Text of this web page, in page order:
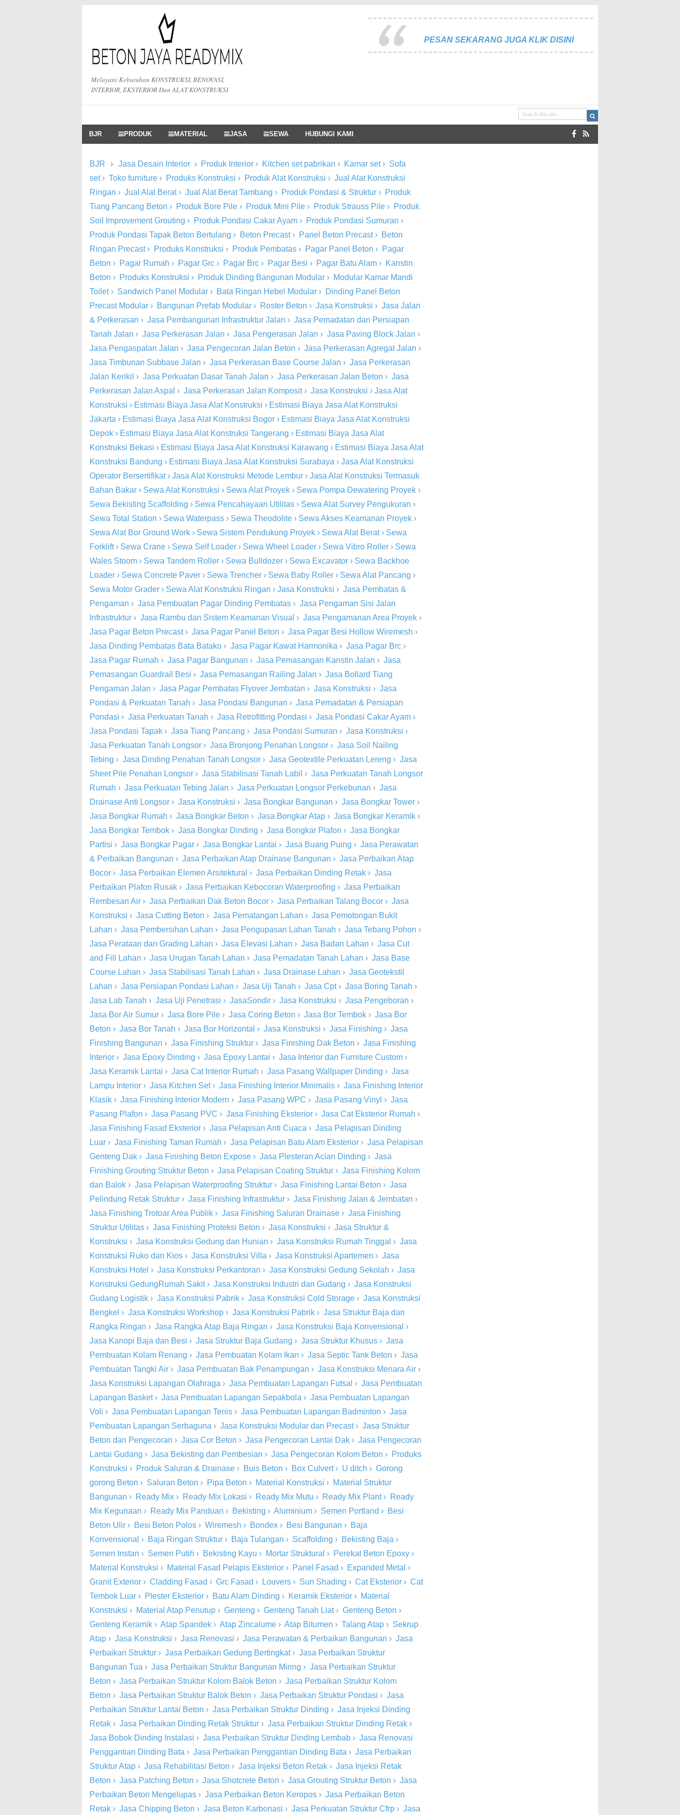
Melayani Kebutuhan KONSTRUKSI, RENOVASI,
INTERIOR, EKSTERIOR Dan ALAT KONSTRUKSI
PESAN SEKARANG JUGA KLIK DISINI
BJR PRODUK MATERIAL JASA SEWA HUBUNGI KAMI
BJR › Jasa Desain Interior › Produk Interior › Kitchen set pabrikan › Kamar set› Sofa
set› Toko furniture › Produks Konstruksi › Produk Alat Konstruksi › Jual Alat Konstruksi
Ringan › Jual Alat Berat› Jual Alat Berat Tambang › Produk Pondasi & Struktur › Produk
Tiang Pancang Beton › Produk Bore Pile › Produk Mini Pile › Produk Strauss Pile › Produk
Soil Improvement Grouting › Produk Pondasi Cakar Ayam › Produk Pondasi Sumuran ›
Produk Pondasi Tapak Beton Bertulang › Beton Precast› Panel Beton Precast› Beton
Ringan Precast› Produks Konstruksi › Produk Pembatas › Pagar Panel Beton › Pagar
Beton › Pagar Rumah › Pagar Grc › Pagar Brc › Pagar Besi › Pagar Batu Alam › Kanstin
Beton › Produks Konstruksi › Produk Dinding Bangunan Modular › Modular Kamar Mandi
Toilet› Sandwich Panel Modular › Bata Ringan Hebel Modular › Dinding Panel Beton
Precast Modular › Bangunan Prefab Modular › Roster Beton › Jasa Konstruksi › Jasa Jalan
& Perkerasan › Jasa Pembangunan Infrastruktur Jalan › Jasa Pemadatan dan Persiapan
Tanah Jalan › Jasa Perkerasan Jalan › Jasa Pengerasan Jalan › Jasa Paving Block Jalan ›
Jasa Pengaspalan Jalan › Jasa Pengecoran Jalan Beton › Jasa Perkerasan Agregat Jalan ›
Jasa Timbunan Subbase Jalan › Jasa Perkerasan Base Course Jalan › Jasa Perkerasan
Jalan Kerikil › Jasa Perkuatan Dasar Tanah Jalan › Jasa Perkerasan Jalan Beton › Jasa
Perkerasan Jalan Aspal › Jasa Perkerasan Jalan Komposit› Jasa Konstruksi › Jasa Alat
Konstruksi › Estimasi Biaya Jasa Alat Konstruksi › Estimasi Biaya Jasa Alat Konstruksi
Jakarta › Estimasi Biaya Jasa Alat Konstruksi Bogor › Estimasi Biaya Jasa Alat Konstruksi
Depok › Estimasi Biaya Jasa Alat Konstruksi Tangerang › Estimasi Biaya Jasa Alat
Konstruksi Bekasi › Estimasi Biaya Jasa Alat Konstruksi Karawang › Estimasi Biaya Jasa Alat
Konstruksi Bandung › Estimasi Biaya Jasa Alat Konstruksi Surabaya › Jasa Alat Konstruksi
Operator Bersertifikat› Jasa Alat Konstruksi Metode Lembur › Jasa Alat Konstruksi Termasuk
Bahan Bakar › Sewa Alat Konstruksi › Sewa Alat Proyek › Sewa Pompa Dewatering Proyek ›
Sewa Bekisting Scaffolding › Sewa Pencahayaan Utilitas › Sewa Alat Survey Pengukuran ›
Sewa Total Station › Sewa Waterpass › Sewa Theodolite › Sewa Akses Keamanan Proyek ›
Sewa Alat Bor Ground Work › Sewa Sistem Pendukung Proyek › Sewa Alat Berat› Sewa
Forklift› Sewa Crane › Sewa Self Loader › Sewa Wheel Loader › Sewa Vibro Roller › Sewa
Wales Stoom › Sewa Tandem Roller › Sewa Bulldozer › Sewa Excavator › Sewa Backhoe
Loader › Sewa Concrete Paver › Sewa Trencher › Sewa Baby Roller › Sewa Alat Pancang ›
Sewa Motor Grader › Sewa Alat Konstruksi Ringan › Jasa Konstruksi › Jasa Pembatas &
Pengaman › Jasa Pembuatan Pagar Dinding Pembatas › Jasa Pengaman Sisi Jalan
Infrastruktur › Jasa Rambu dan Sistem Keamanan Visual › Jasa Pengamanan Area Proyek ›
Jasa Pagar Beton Precast› Jasa Pagar Panel Beton › Jasa Pagar Besi Hollow Wiremesh ›
Jasa Dinding Pembatas Bata Batako › Jasa Pagar Kawat Harmonika › Jasa Pagar Brc ›
Jasa Pagar Rumah › Jasa Pagar Bangunan › Jasa Pemasangan Kanstin Jalan › Jasa
Pemasangan Guardrail Besi › Jasa Pemasangan Railing Jalan › Jasa Bollard Tiang
Pengaman Jalan › Jasa Pagar Pembatas Flyover Jembatan › Jasa Konstruksi › Jasa
Pondasi & Perkuatan Tanah › Jasa Pondasi Bangunan › Jasa Pemadatan & Persiapan
Pondasi › Jasa Perkuatan Tanah › Jasa Retrofitting Pondasi › Jasa Pondasi Cakar Ayam ›
Jasa Pondasi Tapak › Jasa Tiang Pancang › Jasa Pondasi Sumuran › Jasa Konstruksi ›
Jasa Perkuatan Tanah Longsor › Jasa Bronjong Penahan Longsor › Jasa Soil Nailing
Tebing › Jasa Dinding Penahan Tanah Longsor › Jasa Geotextile Perkuatan Lereng › Jasa
Sheet Pile Penahan Longsor › Jasa Stabilisasi Tanah Labil › Jasa Perkuatan Tanah Longsor
Rumah › Jasa Perkuatan Tebing Jalan › Jasa Perkuatan Longsor Perkebunan › Jasa
Drainase Anti Longsor › Jasa Konstruksi › Jasa Bongkar Bangunan › Jasa Bongkar Tower ›
Jasa Bongkar Rumah › Jasa Bongkar Beton › Jasa Bongkar Atap › Jasa Bongkar Keramik ›
Jasa Bongkar Tembok › Jasa Bongkar Dinding › Jasa Bongkar Plafon › Jasa Bongkar
Partisi › Jasa Bongkar Pagar › Jasa Bongkar Lantai › Jasa Buang Puing › Jasa Perawatan
& Perbaikan Bangunan › Jasa Perbaikan Atap Drainase Bangunan › Jasa Perbaikan Atap
Bocor › Jasa Perbaikan Elemen Arsitektural › Jasa Perbaikan Dinding Retak › Jasa
Perbaikan Plafon Rusak › Jasa Perbaikan Kebocoran Waterproofing › Jasa Perbaikan
Rembesan Air › Jasa Perbaikan Dak Beton Bocor › Jasa Perbaikan Talang Bocor › Jasa
Konstruksi › Jasa Cutting Beton › Jasa Pematangan Lahan › Jasa Pemotongan Bukit
Lahan › Jasa Pembersihan Lahan › Jasa Pengupasan Lahan Tanah › Jasa Tebang Pohon ›
Jasa Perataan dan Grading Lahan › Jasa Elevasi Lahan › Jasa Badan Lahan › Jasa Cut
and Fill Lahan › Jasa Urugan Tanah Lahan › Jasa Pemadatan Tanah Lahan › Jasa Base
Course Lahan › Jasa Stabilisasi Tanah Lahan › Jasa Drainase Lahan › Jasa Geotekstil
Lahan › Jasa Persiapan Pondasi Lahan › Jasa Uji Tanah › Jasa Cpt› Jasa Boring Tanah ›
Jasa Lab Tanah › Jasa Uji Penetrasi › JasaSondir › Jasa Konstruksi › Jasa Pengeboran ›
Jasa Bor Air Sumur › Jasa Bore Pile › Jasa Coring Beton › Jasa Bor Tembok › Jasa Bor
Beton › Jasa Bor Tanah › Jasa Bor Horizontal › Jasa Konstruksi › Jasa Finishing › Jasa
Finishing Bangunan › Jasa Finishing Struktur › Jasa Finishing Dak Beton › Jasa Finishing
Interior › Jasa Epoxy Dinding › Jasa Epoxy Lantai › Jasa Interior dan Furniture Custom ›
Jasa Keramik Lantai › Jasa Cat Interior Rumah › Jasa Pasang Wallpaper Dinding › Jasa
Lampu Interior › Jasa Kitchen Set› Jasa Finishing Interior Minimalis › Jasa Finishing Interior
Klasik › Jasa Finishing Interior Modern › Jasa Pasang WPC › Jasa Pasang Vinyl › Jasa
Pasang Plafon › Jasa Pasang PVC › Jasa Finishing Eksterior › Jasa Cat Eksterior Rumah ›
Jasa Finishing Fasad Eksterior › Jasa Pelapisan Anti Cuaca › Jasa Pelapisan Dinding
Luar › Jasa Finishing Taman Rumah › Jasa Pelapisan Batu Alam Eksterior › Jasa Pelapisan
Genteng Dak › Jasa Finishing Beton Expose › Jasa Plesteran Acian Dinding › Jasa
Finishing Grouting Struktur Beton › Jasa Pelapisan Coating Struktur › Jasa Finishing Kolom
dan Balok › Jasa Pelapisan Waterproofing Struktur › Jasa Finishing Lantai Beton › Jasa
Pelindung Retak Struktur › Jasa Finishing Infrastruktur › Jasa Finishing Jalan & Jembatan ›
Jasa Finishing Trotoar Area Publik › Jasa Finishing Saluran Drainase › Jasa Finishing
Struktur Utilitas › Jasa Finishing Proteksi Beton › Jasa Konstruksi › Jasa Struktur &
Konstruksi › Jasa Konstruksi Gedung dan Hunian › Jasa Konstruksi Rumah Tinggal › Jasa
Konstruksi Ruko dan Kios › Jasa Konstruksi Villa › Jasa Konstruksi Apartemen › Jasa
Konstruksi Hotel › Jasa Konstruksi Perkantoran › Jasa Konstruksi Gedung Sekolah › Jasa
Konstruksi GedungRumah Sakit› Jasa Konstruksi Industri dan Gudang › Jasa Konstruksi
Gudang Logistik › Jasa Konstruksi Pabrik › Jasa Konstruksi Cold Storage › Jasa Konstruksi
Bengkel › Jasa Konstruksi Workshop › Jasa Konstruksi Pabrik › Jasa Struktur Baja dan
Rangka Ringan › Jasa Rangka Atap Baja Ringan › Jasa Konstruksi Baja Konvensional ›
Jasa Kanopi Baja dan Besi › Jasa Struktur Baja Gudang › Jasa Struktur Khusus › Jasa
Pembuatan Kolam Renang › Jasa Pembuatan Kolam Ikan › Jasa Septic Tank Beton › Jasa
Pembuatan Tangki Air › Jasa Pembuatan Bak Penampungan › Jasa Konstruksi Menara Air ›
Jasa Konstruksi Lapangan Olahraga › Jasa Pembuatan Lapangan Futsal › Jasa Pembuatan
Lapangan Basket› Jasa Pembuatan Lapangan Sepakbola › Jasa Pembuatan Lapangan
Voli › Jasa Pembuatan Lapangan Tenis › Jasa Pembuatan Lapangan Badminton › Jasa
Pembuatan Lapangan Serbaguna › Jasa Konstruksi Modular dan Precast› Jasa Struktur
Beton dan Pengecoran › Jasa Cor Beton › Jasa Pengecoran Lantai Dak › Jasa Pengecoran
Lantai Gudang › Jasa Bekisting dan Pembesian › Jasa Pengecoran Kolom Beton › Produks
Konstruksi › Produk Saluran & Drainase › Buis Beton › Box Culvert› U ditch › Gorong
gorong Beton › Saluran Beton › Pipa Beton › Material Konstruksi › Material Struktur
Bangunan › Ready Mix › Ready Mix Lokasi › Ready Mix Mutu › Ready Mix Plant› Ready
Mix Kegunaan › Ready Mix Panduan › Bekisting › Aluminium › Semen Portland › Besi
Beton Ulir › Besi Beton Polos › Wiremesh › Bondex › Besi Bangunan › Baja
Konvensional › Baja Ringan Struktur › Baja Tulangan › Scaffolding › Bekisting Baja ›
Semen Instan › Semen Putih › Bekisting Kayu › Mortar Struktural › Perekat Beton Epoxy ›
Material Konstruksi › Material Fasad Pelapis Eksterior › Panel Fasad › Expanded Metal ›
Granit Exterior › Cladding Fasad › Grc Fasad › Louvers › Sun Shading › Cat Eksterior › Cat
Tembok Luar › Plester Eksterior › Batu Alam Dinding › Keramik Eksterior › Material
Konstruksi › Material Atap Penutup › Genteng › Genteng Tanah Liat› Genteng Beton ›
Genteng Keramik › Atap Spandek › Atap Zincalume › Atap Bitumen › Talang Atap › Sekrup
Atap › Jasa Konstruksi › Jasa Renovasi › Jasa Perawatan & Perbaikan Bangunan › Jasa
Perbaikan Struktur › Jasa Perbaikan Gedung Bertingkat› Jasa Perbaikan Struktur
Bangunan Tua › Jasa Perbaikan Struktur Bangunan Miring › Jasa Perbaikan Struktur
Beton › Jasa Perbaikan Struktur Kolom Balok Beton › Jasa Perbaikan Struktur Kolom
Beton › Jasa Perbaikan Struktur Balok Beton › Jasa Perbaikan Struktur Pondasi › Jasa
Perbaikan Struktur Lantai Beton › Jasa Perbaikan Struktur Dinding › Jasa Injeksi Dinding
Retak › Jasa Perbaikan Dinding Retak Struktur › Jasa Perbaikan Struktur Dinding Retak ›
Jasa Bobok Dinding Instalasi › Jasa Perbaikan Struktur Dinding Lembab › Jasa Renovasi
Penggantian Dinding Bata › Jasa Perbaikan Penggantian Dinding Bata › Jasa Perbaikan
Struktur Atap › Jasa Rehabilitasi Beton › Jasa Injeksi Beton Retak › Jasa Injeksi Retak
Beton › Jasa Patching Beton › Jasa Shotcrete Beton › Jasa Grouting Struktur Beton › Jasa
Perbaikan Beton Mengelupas › Jasa Perbaikan Beton Keropos › Jasa Perbaikan Beton
Retak › Jasa Chipping Beton › Jasa Beton Karbonasi › Jasa Perkuatan Struktur Cfrp › Jasa